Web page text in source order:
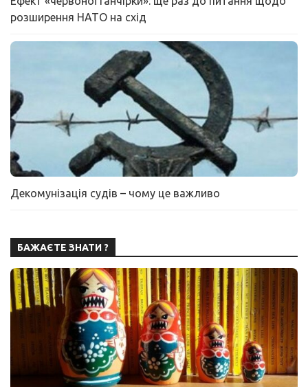
розширення НАТО на схід
Декомунізація судів – чому це важливо
БАЖАЄТЕ ЗНАТИ ?